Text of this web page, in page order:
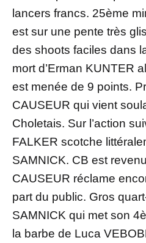
lancers francs. 25ème
est sur une pente très
des shoots faciles dans
mort d’Erman KUNTER
est menée de 9 points.
CAUSEUR qui vient
Choletais. Sur l’action
FALKER scotche
SAMNICK. CB est
CAUSEUR réclame
part du public. Gros
SAMNICK qui met son
la barbe de Luca